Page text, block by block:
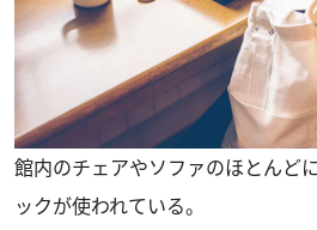
館内のチェアやソファのほとんど
ックが使われている。